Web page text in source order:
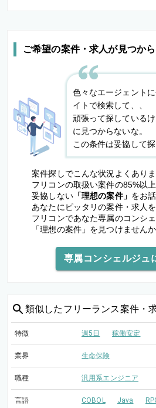
ご希望の案件・求人が見つか
色々なエージェント
イトで検索して、、
頑張って探している
に見つからないな。
この条件は妥協して探
案件探しでこんな状況よくあり
フリコンの取扱い案件の85%以
妥協しない「理想の案件」 をお
あなたにピッタリの案件・求人を
フリコンであなた専属のコンシ
「理想の案件」を見つけません
専属コンシェルジュ
類似した フリーランス案件・
特徴 週5日 稼働安定
業界 生命保険
職種 汎用系エンジニア
言語 COBOL Java